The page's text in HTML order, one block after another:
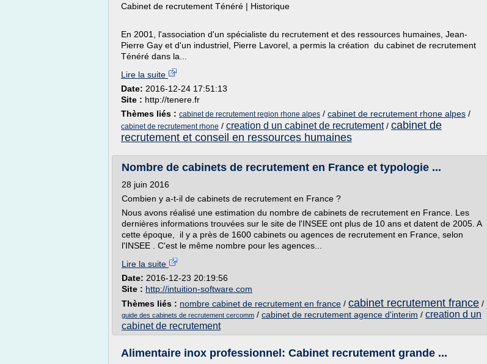
Cabinet de recrutement Ténéré | Historique
En 2001, l'association d'un spécialiste du recrutement et des ressources humaines, Jean-
Pierre Gay et d'un industriel, Pierre Lavorel, a permis la création du cabinet de recrutement
Ténéré dans la...
Lire la suite
Date: 2016-12-24 17:51:13
Site : http://tenere.fr
Thèmes liés : cabinet de recrutement region rhone alpes / cabinet de recrutement rhone alpes /
cabinet de recrutement rhone / creation d un cabinet de recrutement/ cabinet de
recrutement et conseil en ressources humaines
Nombre de cabinets de recrutement en France et typologie ...
28 juin 2016
Combien y a-t-il de cabinets de recrutement en France ?
Nous avons réalisé une estimation du nombre de cabinets de recrutement en France. Les
dernières informations trouvées sur le site de l'INSEE ont plus de 10 ans et datent de 2005. A
cette époque, il y a près de 1600 cabinets ou agences de recrutement en France, selon
l'INSEE . C'est le même nombre pour les agences...
Lire la suite
Date: 2016-12-23 20:19:56
Site : http://intuition-software.com
Thèmes liés : nombre cabinet de recrutement en france / cabinet recrutement france /
guide des cabinets de recrutement cercomm / cabinet de recrutement agence d'interim / creation d un
cabinet de recrutement
Alimentaire inox professionnel: Cabinet recrutement grande ...